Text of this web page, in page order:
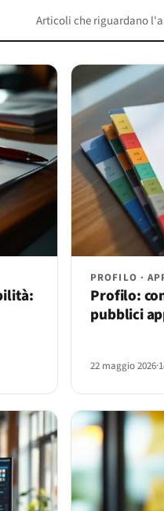
Articoli che riguardano
PROFILO ·
Profilo:
pubblici
22 maggio 2026·